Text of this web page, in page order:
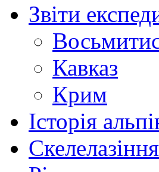
Звіти
Кавказ
Крим
Історія
Скелелазіння